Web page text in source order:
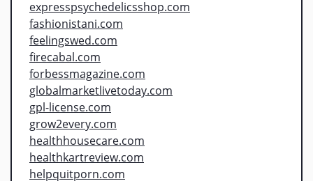
expresspsychedelicsshop.com
fashionistani.com
feelingswed.com
firecabal.com
forbessmagazine.com
globalmarketlivetoday.com
gpl-license.com
grow2every.com
healthhousecare.com
healthkartreview.com
helpquitporn.com